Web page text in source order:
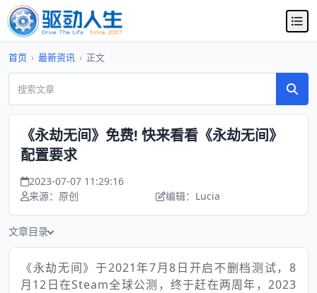
首页 › 最新资讯 › 正文
《永劫无间》免费! 快来看看《永劫无间》
配置要求
2023-07-07 11:29:16
来源：原创
编辑：Lucia
文章目录
《永劫无间》于2021年7月8日开启不删档测试，8
月12日在Steam全球公测，终于赶在两周年，2023